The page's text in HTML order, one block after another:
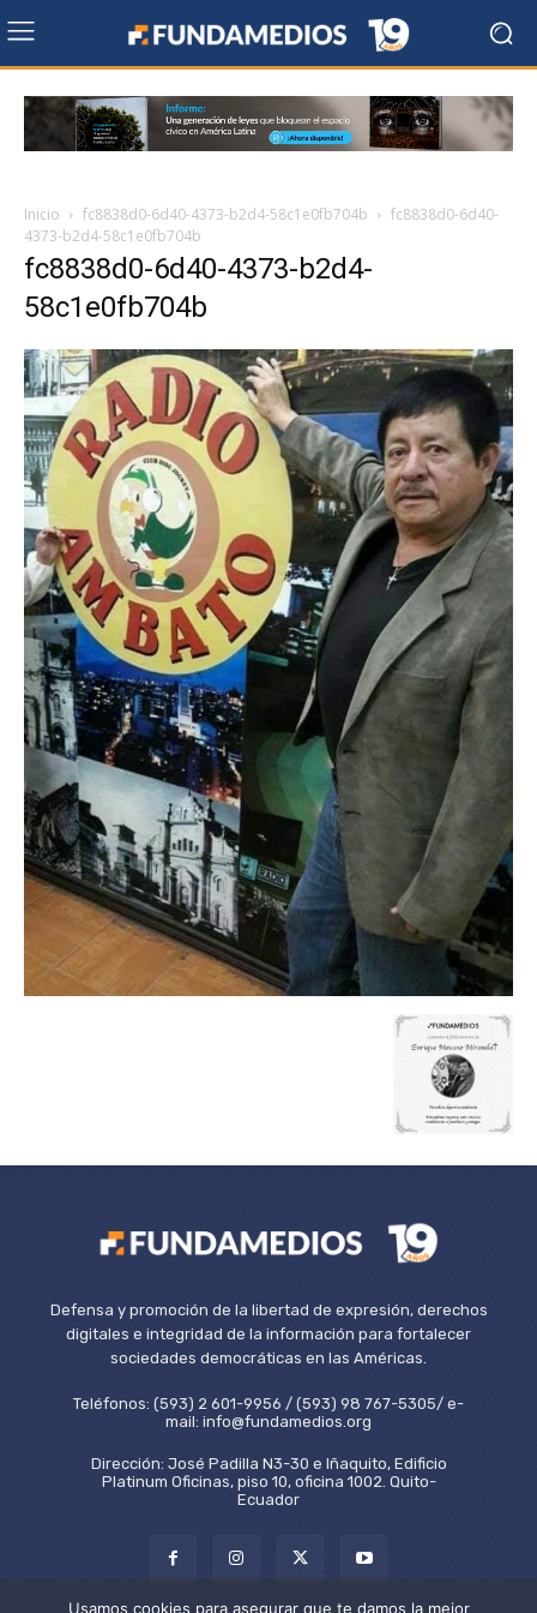
Inicio fc8838d0-6d40-4373-b2d4-58c1e0fb704b
fc8838d0-6d40-
4373-b2d4-58c1e0fb704b
fc8838d0-6d40-4373-b2d4-
58c1e0fb704b
Defensa y promoción de la libertad de expresión, derechos
digitales e integridad de la información para fortalecer
sociedades democráticas en las Américas.
Teléfonos: (593) 2 601-9956 / (593) 98 767-5305/ e-
mail: info@fundamedios.org
Dirección: José Padilla N3-30 e Iñaquito, Edificio
Platinum Oficinas, piso 10, oficina 1002. Quito-
Ecuador
Usamos cookies para asegurar que te damos la mejor